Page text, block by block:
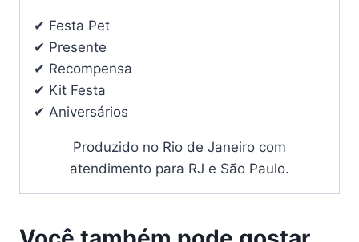
✔ Festa Pet
✔ Presente
✔ Recompensa
✔ Kit Festa
✔ Aniversários
Produzido no Rio de Janeiro com
atendimento para RJ e São Paulo.